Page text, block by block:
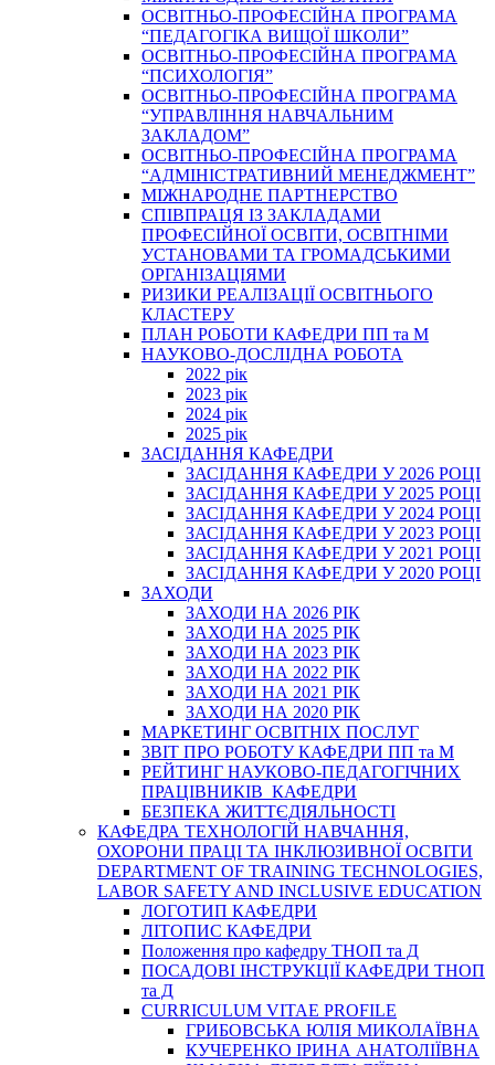
ОСВІТНЬО-ПРОФЕСІЙНА ПРОГРАМА
“ПЕДАГОГІКА ВИЩОЇ ШКОЛИ”
ОСВІТНЬО-ПРОФЕСІЙНА ПРОГРАМА
“ПСИХОЛОГІЯ”
ОСВІТНЬО-ПРОФЕСІЙНА ПРОГРАМА
“УПРАВЛІННЯ НАВЧАЛЬНИМ
ЗАКЛАДОМ”
ОСВІТНЬО-ПРОФЕСІЙНА ПРОГРАМА
“АДМІНІСТРАТИВНИЙ МЕНЕДЖМЕНТ”
МІЖНАРОДНЕ ПАРТНЕРСТВО
СПІВПРАЦЯ ІЗ ЗАКЛАДАМИ
ПРОФЕСІЙНОЇ ОСВІТИ, ОСВІТНІМИ
УСТАНОВАМИ ТА ГРОМАДСЬКИМИ
ОРГАНІЗАЦІЯМИ
РИЗИКИ РЕАЛІЗАЦІЇ ОСВІТНЬОГО
КЛАСТЕРУ
ПЛАН РОБОТИ КАФЕДРИ ПП та М
НАУКОВО-ДОСЛІДНА РОБОТА
2022 рік
2023 рік
2024 рік
2025 рік
ЗАСІДАННЯ КАФЕДРИ
ЗАСІДАННЯ КАФЕДРИ У 2026 РОЦІ
ЗАСІДАННЯ КАФЕДРИ У 2025 РОЦІ
ЗАСІДАННЯ КАФЕДРИ У 2024 РОЦІ
ЗАСІДАННЯ КАФЕДРИ У 2023 РОЦІ
ЗАСІДАННЯ КАФЕДРИ У 2021 РОЦІ
ЗАСІДАННЯ КАФЕДРИ У 2020 РОЦІ
ЗАХОДИ
ЗАХОДИ НА 2026 РІК
ЗАХОДИ НА 2025 РІК
ЗАХОДИ НА 2023 РІК
ЗАХОДИ НА 2022 РІК
ЗАХОДИ НА 2021 РІК
ЗАХОДИ НА 2020 РІК
МАРКЕТИНГ ОСВІТНІХ ПОСЛУГ
3BIT ПРО РОБОТУ КАФЕДРИ ПП та М
РЕЙТИНГ НАУКОВО-ПЕДАГОГІЧНИХ
ПРАЦІВНИКІВ КАФЕДРИ
БЕЗПЕКА ЖИТТЄДІЯЛЬНОСТІ
КАФЕДРА ТЕХНОЛОГІЙ НАВЧАННЯ,
ОХОРОНИ ПРАЦІ ТА ІНКЛЮЗИВНОЇ ОСВІТИ
DEPARTMENT OF TRAINING TECHNOLOGIES,
LABOR SAFETY AND INCLUSIVE EDUCATION
ЛОГОТИП КАФЕДРИ
ЛІТОПИС КАФЕДРИ
Положення про кафедру ТНОП та Д
ПОСАДОВІ ІНСТРУКЦІЇ КАФЕДРИ ТНОП
та Д
CURRICULUM VITAE PROFILE
ГРИБОВСЬКА ЮЛІЯ МИКОЛАЇВНА
КУЧЕРЕНКО ІРИНА АНАТОЛІЇВНА